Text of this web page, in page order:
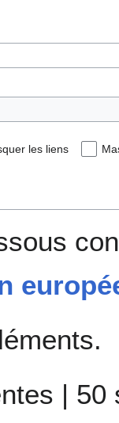
les liens
| 50